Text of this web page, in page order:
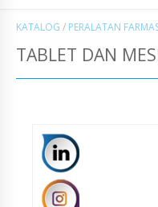
KATALOG / PERALATAN
TABLET DAN